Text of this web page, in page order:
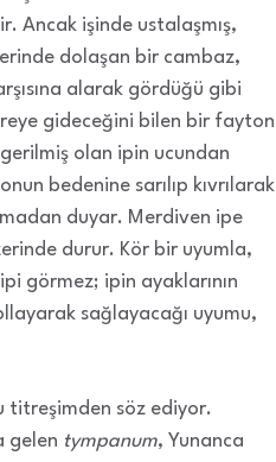
Ancak işinde ustalaşmış,
dolaşan bir cambaz,
alarak gördüğü gibi
gideceğini bilen bir fayton
olan ipin ucundan
bedenine sarılıp kıvrılarak
duyar. Merdiven ipe
durur. Kör bir uyumla,
görmez; ipin ayaklarının
sağlayacağı uyumu,
titreşimden söz ediyor.
gelen tympanum, Yunanca